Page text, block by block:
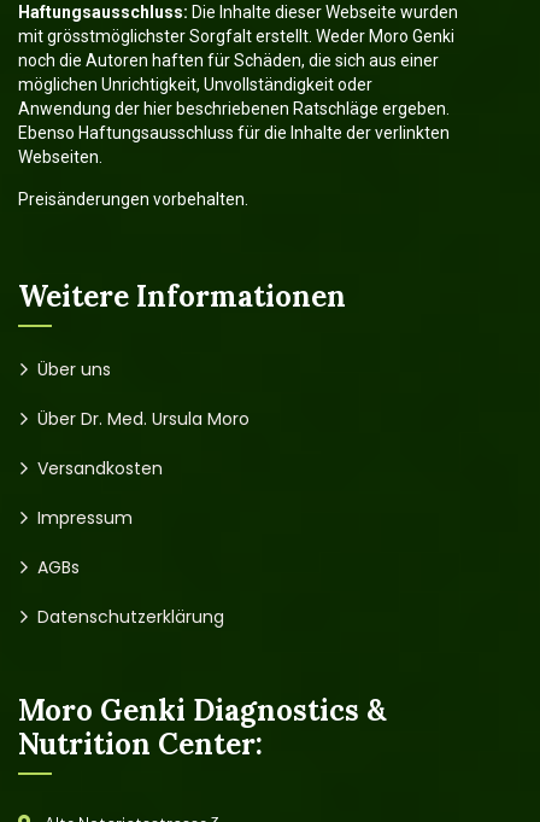
Haftungsausschluss: Die Inhalte dieser Webseite wurden
mit grösstmöglichster Sorgfalt erstellt. Weder Moro Genki
noch die Autoren haften für Schäden, die sich aus einer
möglichen Unrichtigkeit, Unvollständigkeit oder
Anwendung der hier beschriebenen Ratschläge ergeben.
Ebenso Haftungsausschluss für die Inhalte der verlinkten
Webseiten.
Preisänderungen vorbehalten.
Weitere Informationen
Über uns
Über Dr. Med. Ursula Moro
Versandkosten
Impressum
AGBs
Datenschutzerklärung
Moro Genki Diagnostics &
Nutrition Center: